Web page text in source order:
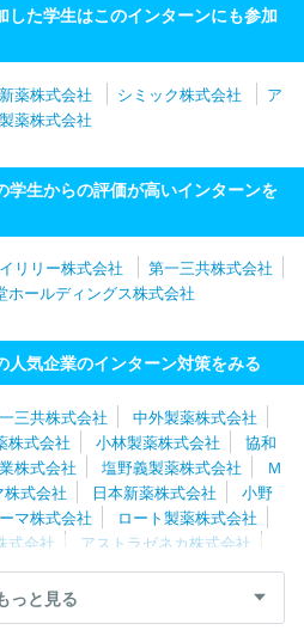
した学生はこのインターンにも参加
薬株式会社 シミック株式会社
ア
薬株式会社
学生からの評価が高いインターンを
リリー株式会社
第一三共株式会社
ホールディングス株式会社
人気企業のインターン対策をみる
三共株式会社
中外製薬株式会社
株式会社 小林製薬株式会社
協和
株式会社 塩野義製薬株式会社
Ｍ
式会社
日本新薬株式会社
小野
マ株式会社
ロート製薬株式会社
式会社
アストラゼネカ株式会社
ホ株式会社
アース製薬株式会社
株式会社
日本
っと見る